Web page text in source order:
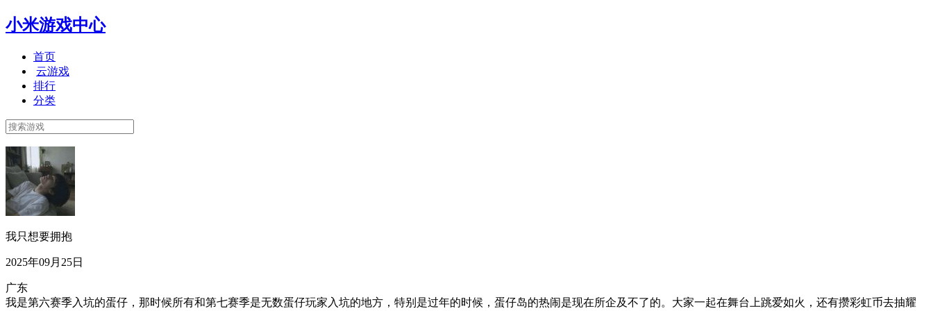
小米游戏中心
首页
云游戏
排行
分类
我只想要拥抱
2025年09月25日
广东
我是第六赛季入坑的蛋仔，那时候所有和第七赛季是无数蛋仔玩家入坑的地方，特别是过年的时候，蛋仔岛的热闹是现在所企及不了的。大家一起在舞台上跳爱如火，还有攒彩虹币去抽耀